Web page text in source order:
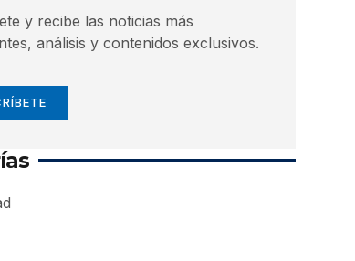
y recibe las noticias más
análisis y contenidos exclusivos.